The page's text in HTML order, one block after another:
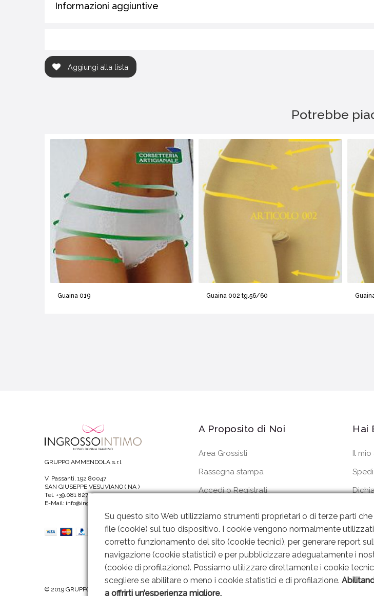
Informazioni aggiuntive
Aggiungi alla lista
Potrebbe
Guaina 019 Guaina 002 tg.56/60
GRUPPO AMMENDOLA s.r.l
V. Passanti, 192 80047
SAN GIUSEPPE VESUVIANO ( NA )
Tel. +39.081 8274820
E-Mail: info@ingrossointimoitalia.it
A Proposito di Noi
Area Grossisti
Rassegna stampa
Accedi o Registrati
Hai
Il
© 2019 GRUPPO AMMENDOLA s.r.l P. IVA: 06221451211 |Web Design By SEOJAM
Su questo sito Web utilizziamo strumenti proprietari o di terze parti
file (cookie) sul tuo dispositivo. I cookie vengono normalmente
corretto funzionamento del sito (cookie tecnici), per generare report
navigazione (cookie statistici) e per pubblicizzare adeguatamente i
(cookie di profilazione). Possiamo utilizzare direttamente i cookie
scegliere se abilitare o meno i cookie statistici e di profilazione.
a offrirti un’esperienza migliore.